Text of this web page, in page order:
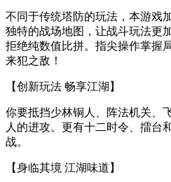
不同于传统塔防的玩法，本游戏
独特的战场地图，让战斗玩法更
拒绝纯数值比拼。指尖操作掌握
来犯之敌！
【创新玩法 畅享江湖】
你要抵挡少林铜人、阵法机关、
人的进攻。更有十二时令、擂台
战。
【身临其境 江湖味道】